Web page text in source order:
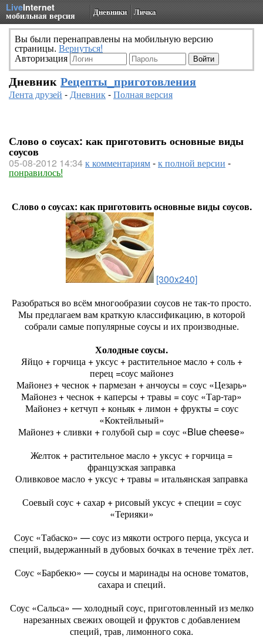
LiveInternet
мобильная версия Дневники Личка
Вы были перенаправлены на мобильную версию
страницы. Вернуться!
Авторизация
Дневник Рецепты_приготовления
Лента друзей -Дневник-Полная версия
Слово о соусах: как приготовить основные виды
соусов
05-08-2012 14:34к комментариям-к полной версии -
понравилось!
Слово о соусах: как приготовить основные виды соусов.
[300x240]
Разобраться во всём многообразии соусов не так-то просто.
Мы предлагаем вам краткую классификацию, в которой
собрали самые популярные соусы и их производные.
Холодные соусы.
Яйцо + горчица + уксус + растительное масло + соль +
перец =соус майонез
Майонез + чеснок + пармезан + анчоусы = соус «Цезарь»
Майонез + чеснок + каперсы + травы = соус «Тар-тар»
Майонез + кетчуп + коньяк + лимон + фрукты = соус
«Коктейльный»
Майонез + сливки + голубой сыр = соус «Blue cheese»
Желток + растительное масло + уксус + горчица =
французская заправка
Оливковое масло + уксус + травы = итальянская заправка
Соевый соус + сахар + рисовый уксус + специи = соус
«Терияки»
Соус «Табаско» — соус из мякоти острого перца, уксуса и
специй, выдержанный в дубовых бочках в течение трёх лет.
Соус «Барбекю» — соусы и маринады на основе томатов,
сахара и специй.
Соус «Сальса» — холодный соус, приготовленный из мелко
нарезанных свежих овощей и фруктов с добавлением
специй, трав, лимонного сока.